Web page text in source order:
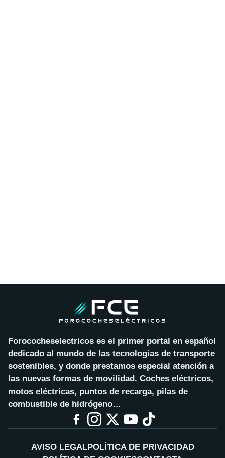
Forococheselectricos es el primer portal en español
dedicado al mundo de las tecnologías de transporte
sostenibles, y donde prestamos especial atención a
las nuevas formas de movilidad. Coches eléctricos,
motos eléctricas, puntos de recarga, pilas de
combustible de hidrógeno…
AVISO LEGALPOLÍTICA DE PRIVACIDAD